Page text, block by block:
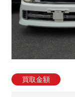
買取金額